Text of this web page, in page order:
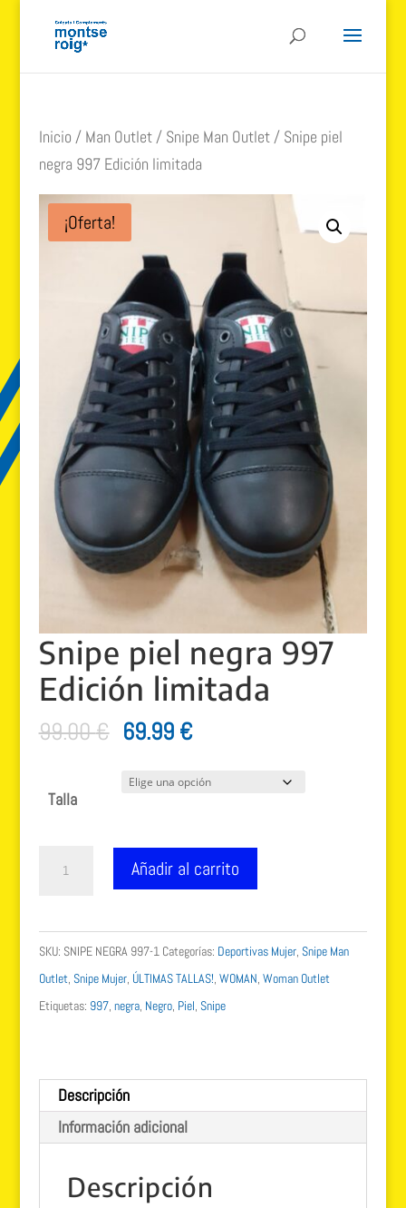
Inicio / Man Outlet/ Snipe Man Outlet/ Snipe piel
negra 997 Edición limitada
¡Oferta!
Snipe piel negra 997
Edición limitada
99.00€ El
original
69.99 €El
actual
Talla
997
Añadir al carrito
SKU: SNIPE NEGRA 997-1 Categorías: Deportivas Mujer, Snipe Man
Outlet, Snipe Mujer, ÚLTIMAS TALLAS! WOMAN Woman Outlet
Etiquetas: 997, negra, Negro, Piel Snipe
Descripción
Información adicional
Descripción